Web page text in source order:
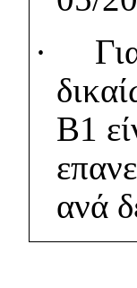
·
Β1
ανά